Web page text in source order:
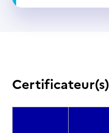
Certificateur(s)